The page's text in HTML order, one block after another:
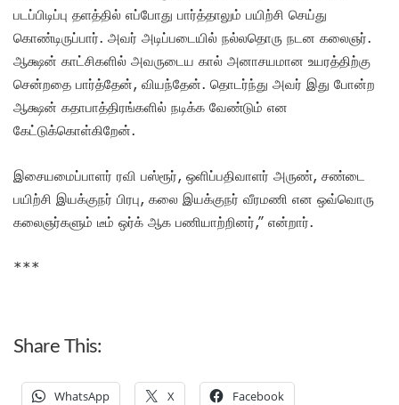
படப்பிடிப்பு தளத்தில் எப்போது பார்த்தாலும் பயிற்சி செய்து
கொண்டிருப்பார். அவர் அடிப்படையில் நல்லதொரு நடன கலைஞர்.
ஆக்ஷன் காட்சிகளில் அவருடைய கால் அனாசயமான உயரத்திற்கு
சென்றதை பார்த்தேன், வியந்தேன். தொடர்ந்து அவர் இது போன்ற
ஆக்ஷன் கதாபாத்திரங்களில் நடிக்க வேண்டும் என
கேட்டுக்கொள்கிறேன்.
இசையமைப்பாளர் ரவி பஸ்ரூர், ஒளிப்பதிவாளர் அருண், சண்டை
பயிற்சி இயக்குநர் பிரபு, கலை இயக்குநர் வீரமணி என ஒவ்வொரு
கலைஞர்களும் டீம் ஒர்க் ஆக பணியாற்றினர்,” என்றார்.
***
Share This:
WhatsApp X Facebook